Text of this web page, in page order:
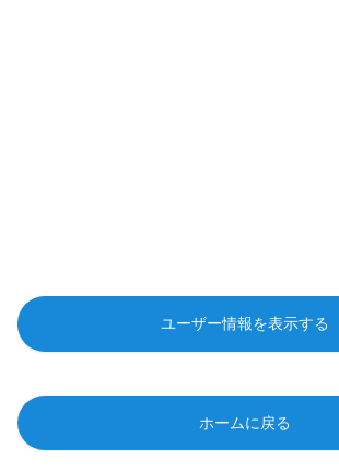
ユーザー情報を表示する
ホームに戻る